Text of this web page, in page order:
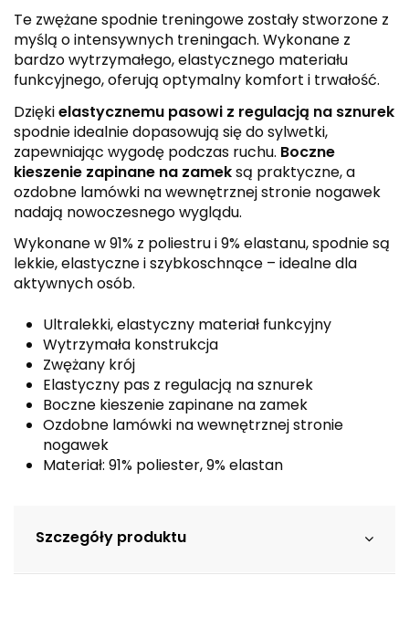
Te zwężane spodnie treningowe zostały stworzone z
myślą o intensywnych treningach. Wykonane z
bardzo wytrzymałego, elastycznego materiału
funkcyjnego, oferują optymalny komfort i trwałość.
Dziękielastycznemu pasowi z regulacją na sznurek
spodnie idealnie dopasowują się do sylwetki,
zapewniając wygodę podczas ruchu. Boczne
kieszenie zapinane na zameksą praktyczne, a
ozdobne lamówki na wewnętrznej stronie nogawek
nadają nowoczesnego wyglądu.
Wykonane w 91% z poliestru i 9% elastanu, spodnie są
lekkie, elastyczne i szybkoschnące – idealne dla
aktywnych osób.
Ultralekki, elastyczny materiał funkcyjny
Wytrzymała konstrukcja
Zwężany krój
Elastyczny pas z regulacją na sznurek
Boczne kieszenie zapinane na zamek
Ozdobne lamówki na wewnętrznej stronie
nogawek
Materiał: 91% poliester, 9% elastan
Szczegóły produktu